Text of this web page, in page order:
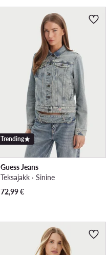
Trending
Guess Jeans
Teksajakk · Sinine
72,99€